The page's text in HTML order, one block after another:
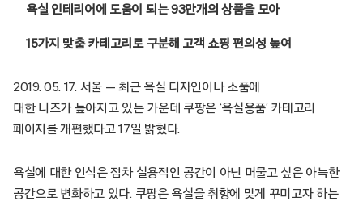
욕실 인테리어에 도움이 되는 93만개의 상품을 모아
15가지 맞춤 카테고리로 구분해 고객 쇼핑 편의성 높여
2019. 05. 17. 서울 — 최근 욕실 디자인이나 소품에
대한 니즈가 높아지고 있는 가운데 쿠팡은 ‘욕실용품’ 카테고리
페이지를 개편했다고 17일 밝혔다.
욕실에 대한 인식은 점차 실용적인 공간이 아닌 머물고 싶은 아늑한
공간으로 변화하고 있다. 쿠팡은 욕실을 취향에 맞게 꾸미고자 하는